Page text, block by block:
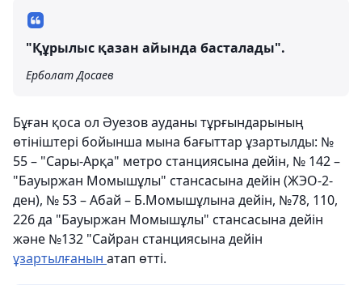
"Құрылыс қазан айында басталады".
Ерболат Досаев
Бұған қоса ол Әуезов ауданы тұрғындарының
өтініштері бойынша мына бағыттар ұзартылды: №
55 – "Сары-Арқа" метро станциясына дейін, № 142 –
"Бауыржан Момышұлы" стансасына дейін (ЖЭО-2-
ден), № 53 – Абай – Б.Момышұлына дейін, №78, 110,
226 да "Бауыржан Момышұлы" стансасына дейін
және №132 "Сайран станциясына дейін
ұзартылғанын атап өтті.